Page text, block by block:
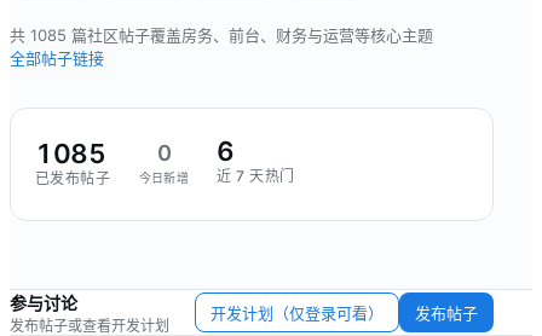
共 1085 篇社区帖子覆盖房务、前台、财务与运营等核心主题
全部帖子链接
1085
已发布帖子
0
今日新增
6
近 7 天热门
参与讨论
发布帖子或查看开发计划
开发计划（仅登录可看） 发布帖子